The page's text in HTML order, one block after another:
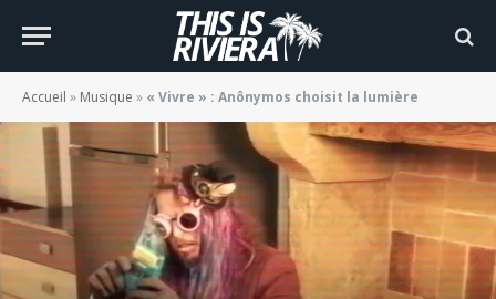
Accueil » Musique » « Vivre » : Anônymos choisit la lumière